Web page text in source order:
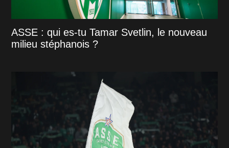
ASSE : qui es-tu Tamar Svetlin, le nouveau
milieu stéphanois ?